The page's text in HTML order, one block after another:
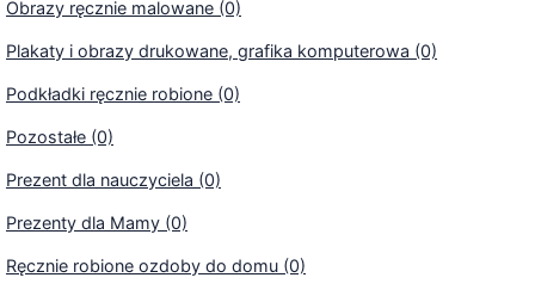
Obrazy ręcznie malowane (0)
Plakaty i obrazy drukowane, grafika komputerowa (0)
Podkładki ręcznie robione (0)
Pozostałe (0)
Prezent dla nauczyciela (0)
Prezenty dla Mamy (0)
Ręcznie robione ozdoby do domu (0)